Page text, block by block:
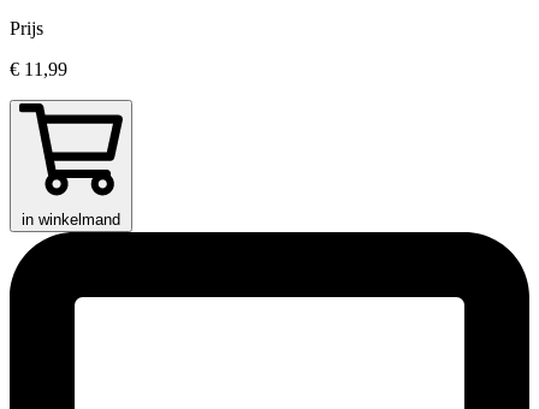
Prijs
€ 11,99
in winkelmand